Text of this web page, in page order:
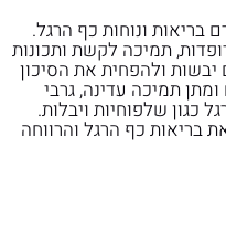
בריאות ונוחות כף הרגל.
תמיכה לקשת ותכונות
יבשות ולהפחית את הסיכון
תמיכה עדינה, גרבי
כגון שלפוחיות ויבלות.
בריאות כף הרגל והרווחה